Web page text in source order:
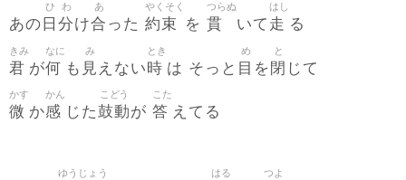
あの 日
ひ
分
わ
け合
あ
った 約束
やくそく
を 貫
つらぬ
いて 走
はし
る
君
きみ
が何
なに
も 見
み
えない時
とき
は そっと 目
め
を 閉
と
じて
微
かす
か感
かん
じた鼓動
こどう
が 答
こた
えてる
ゆうじょう はる つよ